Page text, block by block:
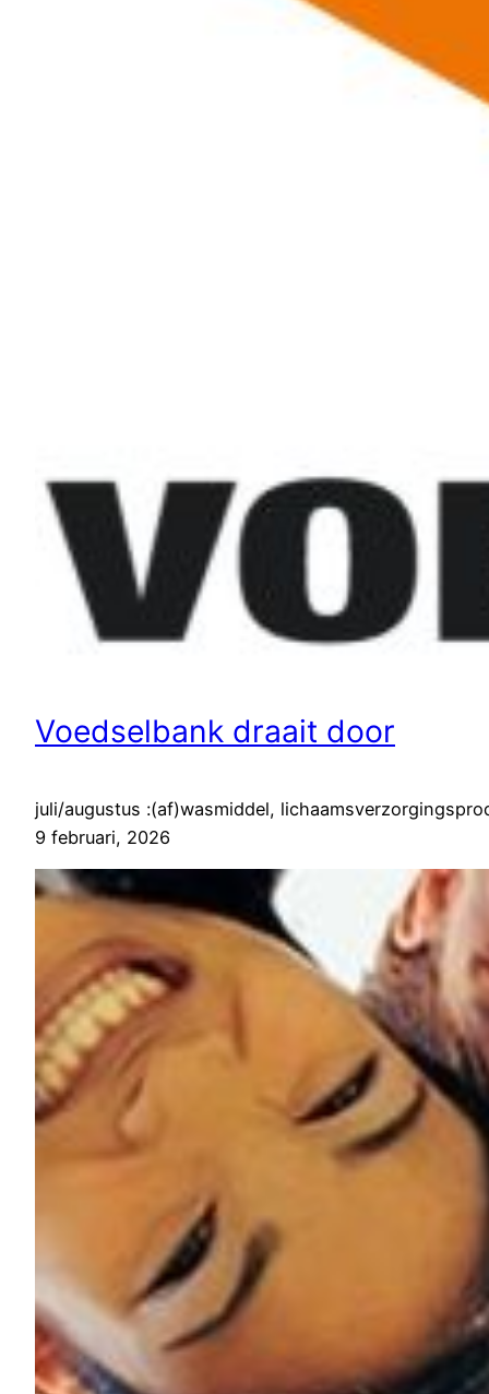
Voedselbank draait door
juli/augustus :(af)wasmiddel,
9 februari, 2026